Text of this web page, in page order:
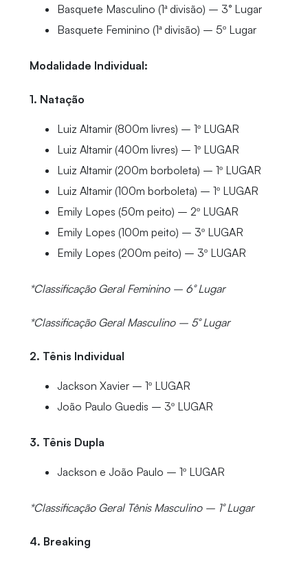
Basquete Masculino (1ª divisão) – 3° Lugar
Basquete Feminino (1ª divisão) – 5º Lugar
Modalidade Individual:
1. Natação
Luiz Altamir (800m livres) – 1º LUGAR
Luiz Altamir (400m livres) – 1º LUGAR
Luiz Altamir (200m borboleta) – 1º LUGAR
Luiz Altamir (100m borboleta) – 1º LUGAR
Emily Lopes (50m peito) – 2º LUGAR
Emily Lopes (100m peito) – 3º LUGAR
Emily Lopes (200m peito) – 3º LUGAR
*Classificação Geral Feminino – 6° Lugar
*Classificação Geral Masculino – 5° Lugar
2. Tênis Individual
Jackson Xavier – 1º LUGAR
João Paulo Guedis – 3º LUGAR
3. Tênis Dupla
Jackson e João Paulo – 1º LUGAR
*Classificação Geral Tênis Masculino – 1° Lugar
4. Breaking